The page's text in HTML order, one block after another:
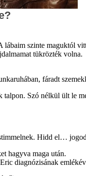
szinte maguktól
tükrözték volna.
fáradt
Szó nélkül ült le
Hidd el…
hagyva maga után.
diagnózisának